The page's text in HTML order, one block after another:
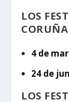
LOS
4 de
24 de
LOS